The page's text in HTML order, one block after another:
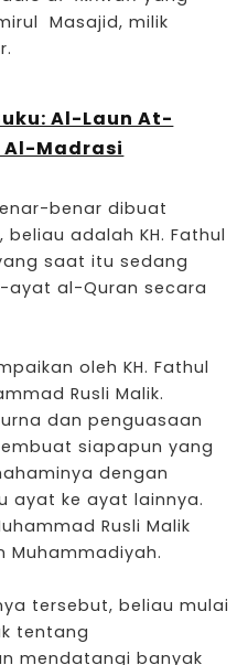
Masajid, milik
Al-Laun At-
Madrasi
benar dibuat
adalah KH. Fathul
saat itu sedang
al-Quran secara
oleh KH. Fathul
Rusli Malik.
dan penguasaan
siapapun yang
dengan
ayat ke ayat lainnya.
Rusli Malik
Muhammadiyah.
tersebut, beliau mulai
tentang
mendatangi banyak